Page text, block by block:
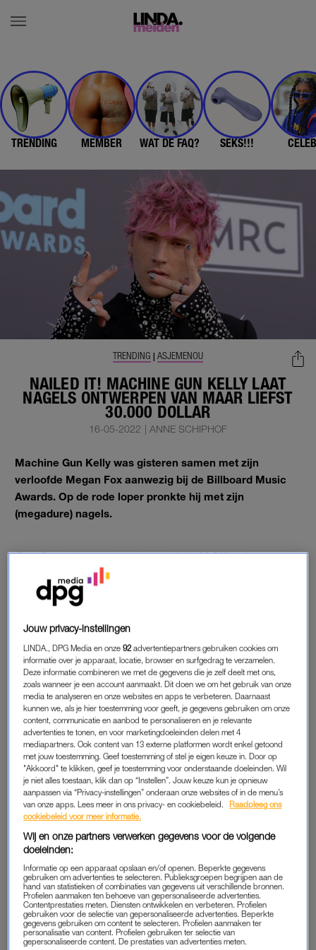
TRENDING MEMBER WAT DE FAQ? SEKS!!!
NAILED IT! MACHINE GUN KELLY LAAT
NAGELS ONTWERPEN VAN MAAR LIEFST
30.000 DOLLAR
TRENDING | ASJEMENOU
16-05-2022 | ANNE SCHIPHOF
Machine Gun Kelly was gisteren samen met zijn
verloofde Megan Fox aanwezig bij de Billboard Music
Awards. Op de rode loper pronkte hij met zijn
(megadure) nagels.
PageSixmeldt dat de nagels maar liefst 30.000 dollar
(ongeveer 28.800 euro) hebben gekost.
De nagels van MGK zijn een samenwerking tussen Brittney
Boyce, de eigenaresse van Nails Of LA, en juwelier Jillian
Sassone. Boyce creëerde de afgelopen jaren al vaker nagels
voor de zanger, die dan aansloten bij die van zijn verloofde
Megan Fox.
“Ze vinden het fijn om te matchen met elkaar en het is te gek
om dan iets creatiefs te bedenken waardoor ze opvallen. MGK
is een van mijn favoriete klanten, omdat hij niet in hokjes denkt
en graag wil opvallen door het nét even anders te doen”, aldus
Boyce.
REACTIES
Fans van MGK zijn enthousiast over zijn peperdure manicure.
‘Wow! Het kost wat, maar dan heb je ook wat. Hij overtreft
zichzelf elke keer opnieuw; een echte artiest’, schrijft een
volger. Een ander zegt: ‘Deze man doorbreekt alle
zogenaamde modewetten en trekt zich niks aan van de
Jouw privacy-instellingen
LINDA., DPG Media en onze92 advertentiepartners gebruiken cookies om
informatie over je apparaat, locatie, browser en surfgedrag te verzamelen.
Deze informatie combineren we met de gegevens die je zelf deelt met ons,
zoals wanneer je een account aanmaakt. Dit doen we om het gebruik van onze
media te analyseren en onze websites en apps te verbeteren. Daarnaast
kunnen we, als je hier toestemming voor geeft, je gegevens gebruiken om onze
content, communicatie en aanbod te personaliseren en je relevante
advertenties te tonen, en voor marketingdoeleinden delen met 4
mediapartners. Ook content van 13 externe platformen wordt enkel getoond
met jouw toestemming. Geef toestemming of stel je eigen keuze in. Door op
"Akkoord" te klikken, geef je toestemming voor onderstaande doeleinden. Wil
je niet alles toestaan, klik dan op “Instellen”. Jouw keuze kun je opnieuw
aanpassen via “Privacy-instellingen” onderaan onze websites of in de menu’s
van onze apps. Lees meer in ons privacy- en cookiebeleid.
Raadpleeg ons
cookiebeleid voor meer informatie.
Wij en onze partners verwerken gegevens voor de volgende
doeleinden:
Informatie op een apparaat opslaan en/of openen. Beperkte gegevens
gebruiken om advertenties te selecteren. Publieksgroepen begrijpen aan de
hand van statistieken of combinaties van gegevens uit verschillende bronnen.
Profielen aanmaken ten behoeve van gepersonaliseerde advertenties.
Contentprestaties meten. Diensten ontwikkelen en verbeteren. Profielen
gebruiken voor de selectie van gepersonaliseerde advertenties. Beperkte
gegevens gebruiken om content te selecteren. Profielen aanmaken ter
personalisatie van content. Profielen gebruiken ter selectie van
gepersonaliseerde content. De prestaties van advertenties meten.